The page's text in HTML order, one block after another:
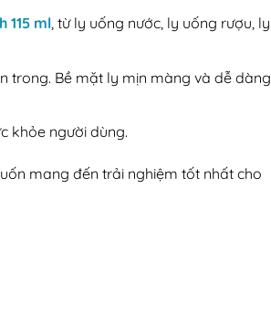
115 ml, từ ly uống nước, ly uống rượu, ly
trong. Bề mặt ly mịn màng và dễ dàng
khỏe người dùng.
mang đến trải nghiệm tốt nhất cho